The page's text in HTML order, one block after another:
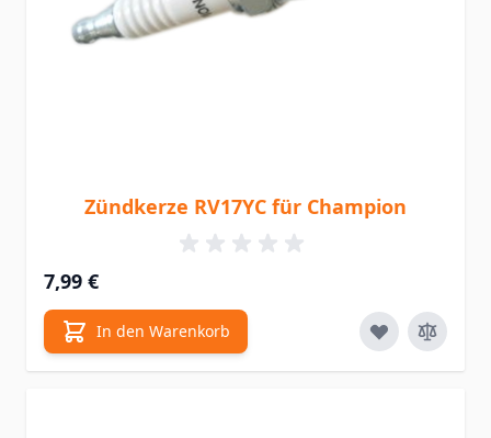
Zündkerze RV17YC für Champion
7,99 €
In den Warenkorb